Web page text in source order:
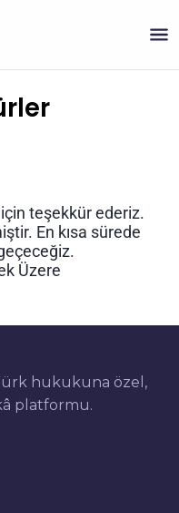
teşekkür ederiz.
En kısa sürede
Üzere
hukukuna özel,
platformu.